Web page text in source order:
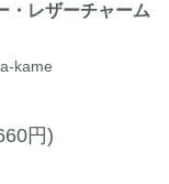
・レザーチャーム
kame
円)